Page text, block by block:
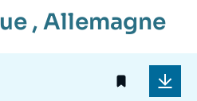
, Allemagne